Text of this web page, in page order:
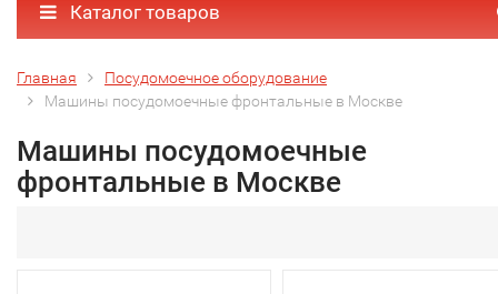
Каталог товаров
Главная
Посудомоечное оборудование
Машины посудомоечные фронтальные в Москве
Машины посудомоечные
фронтальные в Москве